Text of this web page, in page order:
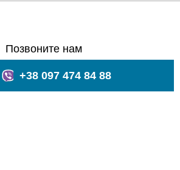
Позвоните нам
+38 097 474 84 88